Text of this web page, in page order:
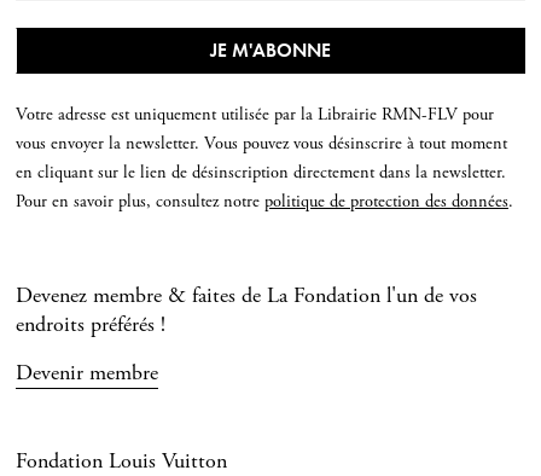
Votre adresse est uniquement utilisée par la Librairie RMN-FLV pour
vous envoyer la newsletter. Vous pouvez vous désinscrire à tout moment
en cliquant sur le lien de désinscription directement dans la newsletter.
Pour en savoir plus, consultez notre politique de protection des données.
Devenez membre & faites de La Fondation l'un de vos
endroits préférés !
Devenir membre
Fondation Louis Vuitton